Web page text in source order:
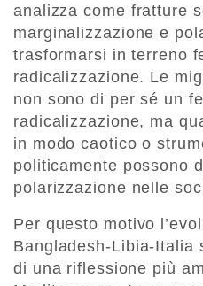
analizza come fratture
marginalizzazione e
trasformarsi in terreno
radicalizzazione. Le
non sono di per sé un
radicalizzazione, ma
in modo caotico o
politicamente possono
polarizzazione nelle
Per questo motivo
Bangladesh-Libia-Italia
di una riflessione più